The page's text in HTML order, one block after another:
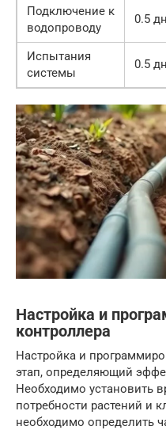
Подключение к
водопроводу
0.5
Испытания
системы
0.5
Настройка и
контроллера
Настройка и
этап, определяющий
Необходимо установить
потребности растений и
необходимо определить